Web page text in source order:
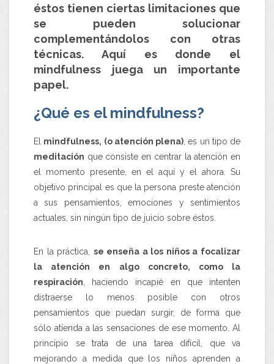
éstos tienen ciertas limitaciones que
se pueden solucionar
complementándolos con otras
técnicas. Aquí es donde el
mindfulness juega un importante
papel.
¿Qué es el mindfulness?
El mindfulness, (o atención plena) , es un tipo de
meditación que consiste en centrar la atención en
el momento presente, en el aquí y el ahora. Su
objetivo principal es que la persona preste atención
a sus pensamientos, emociones y sentimientos
actuales, sin ningún tipo de juicio sobre éstos.
En la práctica, se enseña a los niños a focalizar
la atención en algo concreto, como la
respiración , haciendo incapié en que intenten
distraerse lo menos posible con otros
pensamientos que puedan surgir, de forma que
sólo atienda a las sensaciones de ese momento. Al
principio se trata de una tarea difícil, que va
mejorando a medida que los niños aprenden a